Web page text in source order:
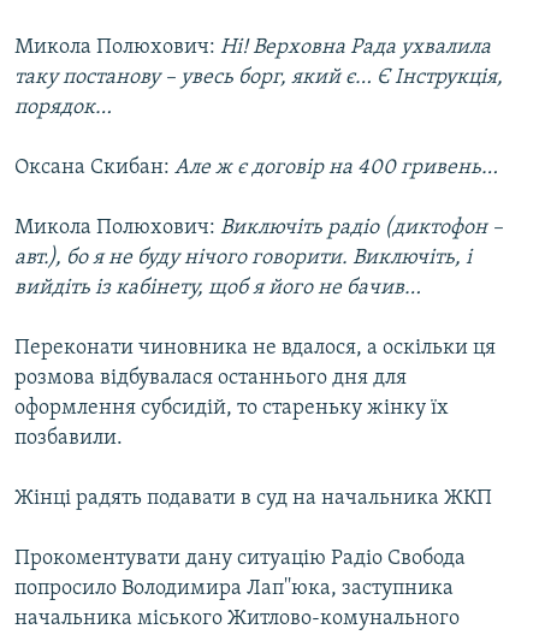
Микола Полюхович: Ні! Верховна Рада ухвалила
таку постанову – увесь борг, який є… Є Інструкція,
порядок…
Оксана Скибан: Але ж є договір на 400 гривень…
Микола Полюхович: Виключіть радіо (диктофон –
авт.), бо я не буду нічого говорити. Виключіть, і
вийдіть із кабінету, щоб я його не бачив…
Переконати чиновника не вдалося, а оскільки ця
розмова відбувалася останнього дня для
оформлення субсидій, то стареньку жінку їх
позбавили.
Жінці радять подавати в суд на начальника ЖКП
Прокоментувати дану ситуацію Радіо Свобода
попросило Володимира Лап''юка, заступника
начальника міського Житлово-комунального